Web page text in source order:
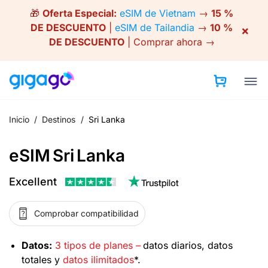
🎁 Oferta Especial: eSIM de Vietnam → 15 %
DE DESCUENTO
eSIM de Tailandia → 10 %
DE DESCUENTO| Comprar ahora →
×
Inicio / Destinos / Sri Lanka
eSIM Sri Lanka
Excellent
Comprobar compatibilidad
Datos: 3 tipos de planes – datos diarios, datos
totales y datos ilimitados*.